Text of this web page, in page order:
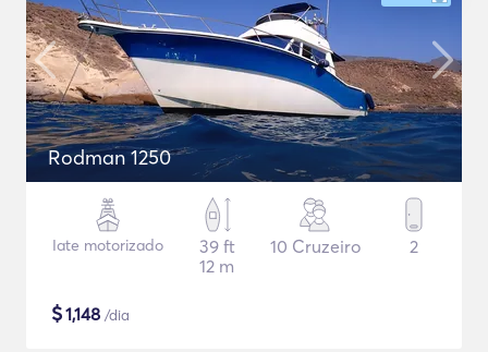
Rodman 1250
Iate motorizado
39 ft
12 m
10 Cruzeiro 2
$1,148 /dia